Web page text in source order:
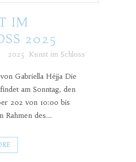
IM
2025
2025 Kunst im Schloss
Gabriella Héjja Die
am Sonntag, den
202 von 10:00 bis
Rahmen des...